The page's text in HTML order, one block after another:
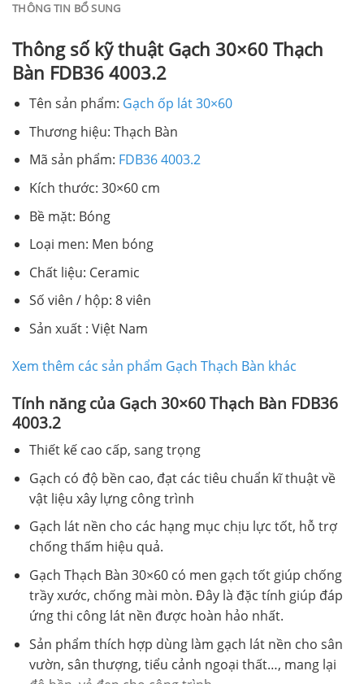
THÔNG TIN BỔ SUNG
Thông số kỹ thuật Gạch 30×60 Thạch
Bàn FDB36 4003.2
Tên sản phẩm: Gạch ốp lát 30×60
Thương hiệu: Thạch Bàn
Mã sản phẩm: FDB36 4003.2
Kích thước: 30×60 cm
Bề mặt: Bóng
Loại men: Men bóng
Chất liệu: Ceramic
Số viên / hộp: 8 viên
Sản xuất : Việt Nam
Xem thêm các sản phẩm Gạch Thạch Bàn khác
Tính năng của Gạch 30×60 Thạch Bàn FDB36
4003.2
Thiết kế cao cấp, sang trọng
Gạch có độ bền cao, đạt các tiêu chuẩn kĩ thuật về
vật liệu xây lựng công trình
Gạch lát nền cho các hạng mục chịu lực tốt, hỗ trợ
chống thấm hiệu quả.
Gạch Thạch Bàn 30×60 có men gạch tốt giúp chống
trầy xước, chống mài mòn. Đây là đặc tính giúp đáp
ứng thi công lát nền được hoàn hảo nhất.
Sản phẩm thích hợp dùng làm gạch lát nền cho sân
vườn, sân thượng, tiểu cảnh ngoại thất…, mang lại